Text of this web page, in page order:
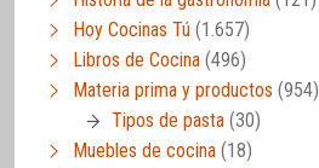
Hoy Cocinas Tú (1.657)
Libros de Cocina (496)
Materia prima y productos (954)
Tipos de pasta (30)
Muebles de cocina (18)